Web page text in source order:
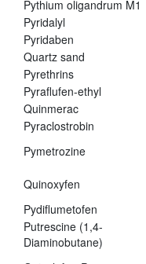
Pythium oligandrum M1
Pyridalyl
Pyridaben
Quartz sand
Pyrethrins
Pyraflufen-ethyl
Quinmerac
Pyraclostrobin
Pymetrozine
Quinoxyfen
Pydiflumetofen
Putrescine (1,4-
Diaminobutane)